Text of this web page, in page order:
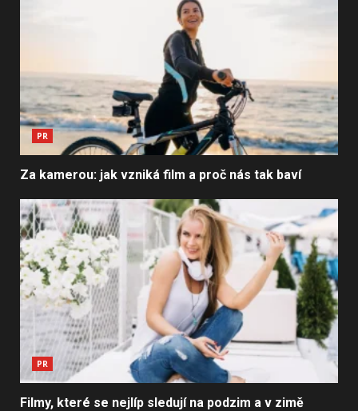
PR
Za kamerou: jak vzniká film a proč nás tak baví
PR
Filmy, které se nejlíp sledují na podzim a v zimě